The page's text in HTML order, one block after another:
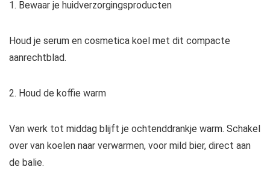
1. Bewaar je huidverzorgingsproducten
Houd je serum en cosmetica koel met dit compacte
aanrechtblad.
2. Houd de koffie warm
Van werk tot middag blijft je ochtenddrankje warm. Schakel
over van koelen naar verwarmen, voor mild bier, direct aan
de balie.